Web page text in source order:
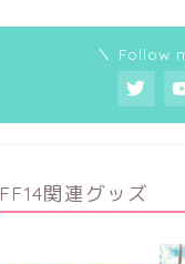
＼ Follow
FF14関連グッズ